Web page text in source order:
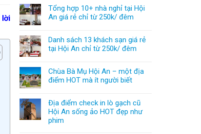
lời
Tổng hợp 10+ nhà nghỉ tại Hội
An giá rẻ chỉ từ 250k/ đêm
Danh sách 13 khách sạn giá rẻ
tại Hội An chỉ từ 250k/ đêm
Chùa Bà Mụ Hội An – một địa
điểm HOT mà ít người biết
Địa điểm check in lò gạch cũ
Hội An sống ảo HOT đẹp như
phim